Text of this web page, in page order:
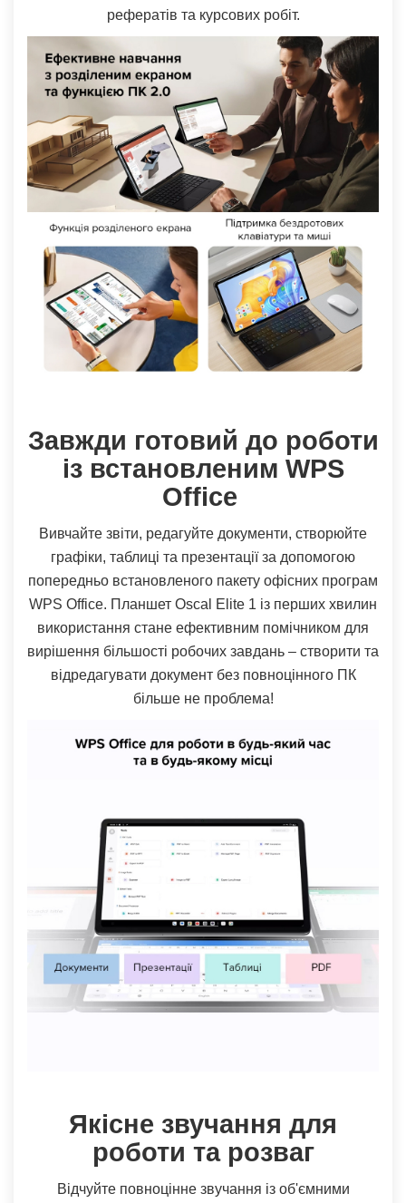
рефератів та курсових робіт.
Завжди готовий до роботи
із встановленим WPS
Office
Вивчайте звіти, редагуйте документи, створюйте
графіки, таблиці та презентації за допомогою
попередньо встановленого пакету офісних програм
WPS Office. Планшет Oscal Elite 1 із перших хвилин
використання стане ефективним помічником для
вирішення більшості робочих завдань – створити та
відредагувати документ без повноцінного ПК
більше не проблема!
Якісне звучання для
роботи та розваг
Відчуйте повноцінне звучання із об'ємними